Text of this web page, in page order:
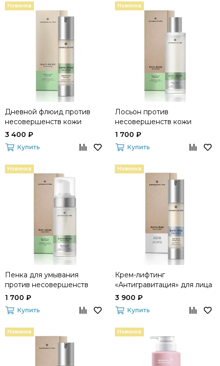
Новинка
Дневной флюид против
несовершенств кожи
Experalta Pro Anti-Acne
Solutions
3 400 ₽
Купить
Новинка
Лосьон против
несовершенств кожи
Experalta Pro Anti-Acne
Solutions
1 700 ₽
Купить
Новинка
Пенка для умывания
против несовершенств
кожи Experalta Pro Anti-
Acne Solutions
1 700 ₽
Купить
Новинка
Крем-лифтинг
«Антигравитация» для лица
и шеи Experalta Pro Anti-
Age Solutions
3 900 ₽
Купить
Новинка Новинка